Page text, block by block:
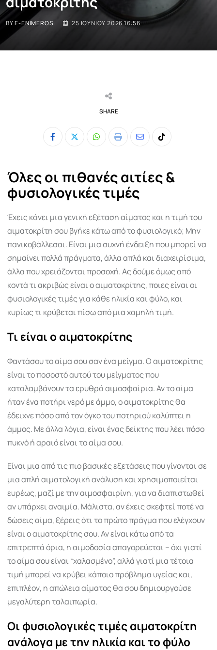
BYE-ENIMEROSI 25 ΙΟΥΝΊΟΥ 2026 16:56
SHARE
Whatsapp
Print
Share
Email
Tiktok
Όλες οι πιθανές αιτίες &
φυσιολογικές τιμές
Έχεις κάνει μια γενική εξέταση αίματος και η τιμή του
αιματοκρίτη σου βγήκε κάτω από το φυσιολογικό; Μην
πανικοβάλλεσαι. Είναι μια συχνή ένδειξη που μπορεί να
σημαίνει πολλά πράγματα, άλλα απλά και διαχειρίσιμα,
άλλα που χρειάζονται προσοχή. Ας δούμε όμως από
κοντά τι ακριβώς είναι ο αιματοκρίτης, ποιες είναι οι
φυσιολογικές τιμές για κάθε ηλικία και φύλο, και
κυρίως τι κρύβεται πίσω από μια χαμηλή τιμή.
Τι είναι ο αιματοκρίτης
Φαντάσου το αίμα σου σαν ένα μείγμα. Ο αιματοκρίτης
είναι το ποσοστό αυτού του μείγματος που
καταλαμβάνουν τα ερυθρά αιμοσφαίρια. Αν το αίμα
ήταν ένα ποτήρι νερό με άμμο, ο αιματοκρίτης θα
έδειχνε πόσο από τον όγκο του ποτηριού καλύπτει η
άμμος. Με άλλα λόγια, είναι ένας δείκτης που λέει πόσο
πυκνό ή αραιό είναι το αίμα σου.
Είναι μια από τις πιο βασικές εξετάσεις που γίνονται σε
μια απλή αιματολογική ανάλυση και χρησιμοποιείται
ευρέως, μαζί με την αιμοσφαιρίνη, για να διαπιστωθεί
αν υπάρχει αναιμία. Μάλιστα, αν έχεις σκεφτεί ποτέ να
δώσεις αίμα, ξέρεις ότι το πρώτο πράγμα που ελέγχουν
είναι ο αιματοκρίτης σου. Αν είναι κάτω από τα
επιτρεπτά όρια, η αιμοδοσία απαγορεύεται – όχι γιατί
το αίμα σου είναι “χαλασμένο”, αλλά γιατί μια τέτοια
τιμή μπορεί να κρύβει κάποιο πρόβλημα υγείας και,
επιπλέον, η απώλεια αίματος θα σου δημιουργούσε
μεγαλύτερη ταλαιπωρία.
Οι φυσιολογικές τιμές αιματοκρίτη
ανάλογα με την ηλικία και το φύλο